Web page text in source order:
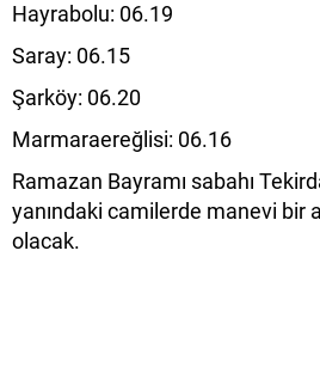
Hayrabolu: 06.19
Saray: 06.15
Şarköy: 06.20
Marmaraereğlisi: 06.16
Ramazan Bayramı sabahı
yanındaki camilerde manevi bir
olacak.